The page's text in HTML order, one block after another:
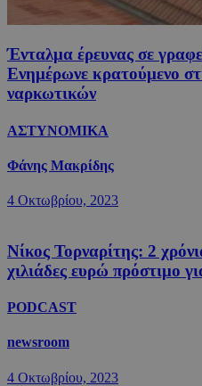
Ένταλμα έρευνας σε
Ενημέρωνε κρατούμενο
ναρκωτικών
ΑΣΤΥΝΟΜΙΚΑ
Φάνης Μακρίδης
4 Οκτωβρίου, 2023
Νίκος Τορναρίτης: 2
χιλιάδες ευρώ πρόστιμο
PODCAST
newsroom
4 Οκτωβρίου, 2023